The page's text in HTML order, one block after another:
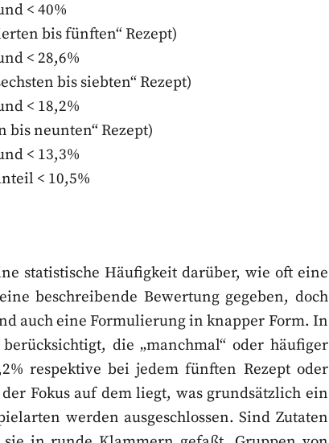
< 40%
bis fünften“ Rezept)
< 28,6%
bis siebten“ Rezept)
< 18,2%
bis neunten“ Rezept)
< 13,3%
< 10,5%
statistische Häufigkeit darüber, wie oft eine
beschreibende Bewertung gegeben, doch
auch eine Formulierung in knapper Form. In
die „manchmal“ oder häufiger
respektive bei jedem fünften Rezept oder
Fokus auf dem liegt, was grundsätzlich ein
werden ausgeschlossen. Sind Zutaten